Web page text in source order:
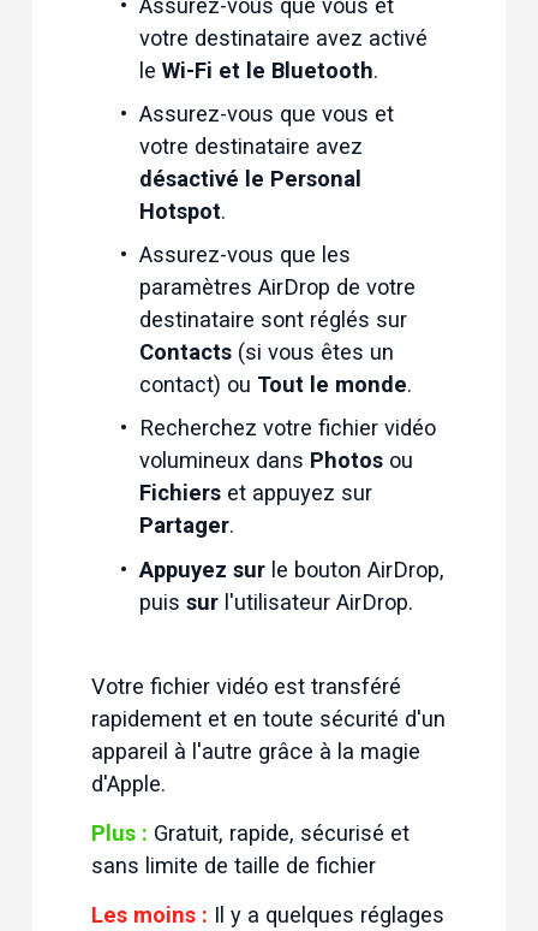
Assurez-vous que vous et
votre destinataire avez activé
le Wi-Fi et le Bluetooth.
Assurez-vous que vous et
désactivé le Personal
Hotspot.
Assurez-vous que les
paramètres AirDrop de votre
Contacts (si vous êtes un
contact) ou Tout le monde.
Recherchez votre fichier vidéo
volumineux dans Photos
Fichiers
Partager.
Appuyez sur le bouton AirDrop,
puis sur l'utilisateur AirDrop.
Votre fichier vidéo est transféré
rapidement et en toute sécurité d'un
appareil à l'autre grâce à la magie
d'Apple.
Plus : Gratuit, rapide, sécurisé et
sans limite de taille de fichier
Les moins : Il y a quelques réglages